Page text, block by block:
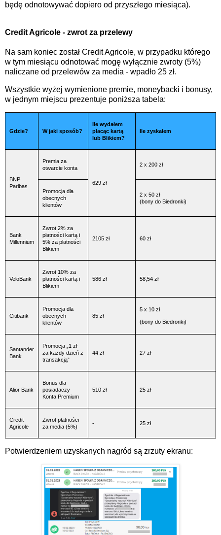
będę odnotowywać dopiero od przyszłego miesiąca).
Credit Agricole - zwrot za przelewy
Na sam koniec został Credit Agricole, w przypadku którego
w tym miesiącu odnotować mogę wyłącznie zwroty (5%)
naliczane od przelewów za media - wpadło 25 zł.
Wszystkie wyżej wymienione premie, moneybacki i bonusy,
w jednym miejscu prezentuje poniższa tabela:
Gdzie? W jaki sposób?
Ile wydałem
płacąc kartą
lub Blikiem?
Ile zyskałem
BNP
Paribas
Premia za
otwarcie konta
629 zł
2 x 200 zł
Promocja dla
obecnych
klientów
2 x 50 zł
(bony do Biedronki)
Bank
Millennium
Zwrot 2% za
płatności kartą i
5% za płatności
Blikiem
2105 zł 60 zł
VeloBank
Zwrot 10% za
płatności kartą i
Blikiem
586 zł 58,54 zł
Citibank
Promocja dla
obecnych
klientów
85 zł
5 x 10 zł
(bony do Biedronki)
Santander
Bank
Promocja „1 zł
za każdy dzień z
transakcją”
44 zł 27 zł
Alior Bank
Bonus dla
posiadaczy
Konta Premium
510 zł 25 zł
Credit
Agricole
Zwrot płatności
za media (5%)
- 25 zł
Potwierdzeniem uzyskanych nagród są zrzuty ekranu: